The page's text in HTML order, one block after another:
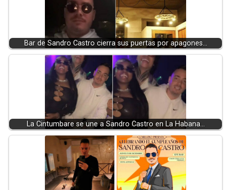
Bar de Sandro Castro cierra sus puertas por apagones…
La Cintumbare se une a Sandro Castro en La Habana…